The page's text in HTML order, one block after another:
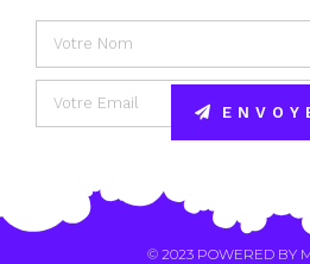
© 2023 POWERED BY